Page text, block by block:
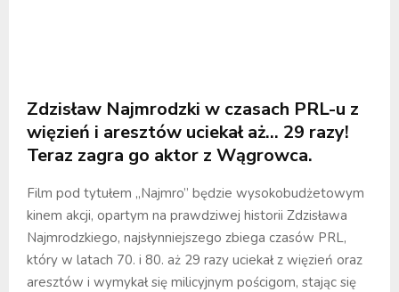
Zdzisław Najmrodzki w czasach PRL-u z
więzień i aresztów uciekał aż… 29 razy!
Teraz zagra go aktor z Wągrowca.
Film pod tytułem „Najmro” będzie wysokobudżetowym
kinem akcji, opartym na prawdziwej historii Zdzisława
Najmrodzkiego, najsłynniejszego zbiega czasów PRL,
który w latach 70. i 80. aż 29 razy uciekał z więzień oraz
aresztów i wymykał się milicyjnym pościgom, stając się